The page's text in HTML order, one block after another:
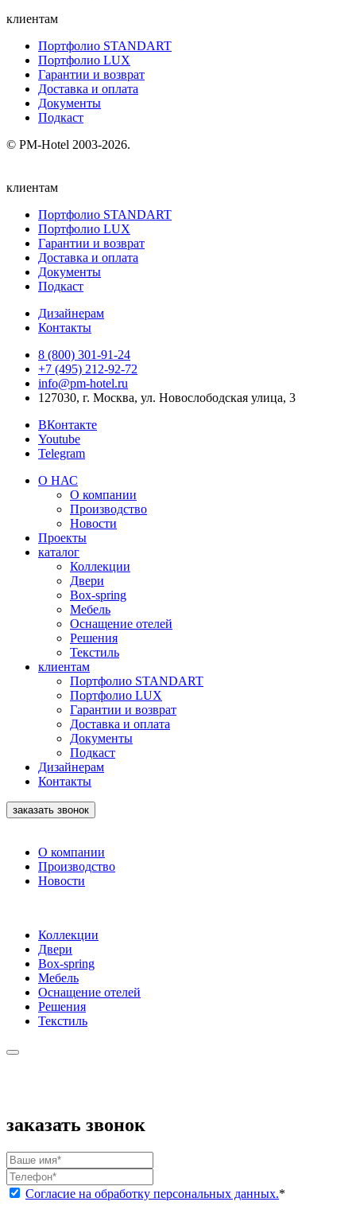
клиентам
Портфолио STANDART
Портфолио LUX
Гарантии и возврат
Доставка и оплата
Документы
Подкаст
© PM-Hotel 2003-2026.
клиентам
Портфолио STANDART
Портфолио LUX
Гарантии и возврат
Доставка и оплата
Документы
Подкаст
Дизайнерам
Контакты
8 (800) 301‑91‑24
+7 (495) 212‑92‑72
info@pm-hotel.ru
127030, г. Москва, ул. Новослободская улица, 3
ВКонтакте
Youtube
Telegram
О НАС
О компании
Производство
Новости
Проекты
каталог
Коллекции
Двери
Box-spring
Мебель
Оснащение отелей
Решения
Текстиль
клиентам
Портфолио STANDART
Портфолио LUX
Гарантии и возврат
Доставка и оплата
Документы
Подкаст
Дизайнерам
Контакты
заказать звонок
О компании
Производство
Новости
Коллекции
Двери
Box-spring
Мебель
Оснащение отелей
Решения
Текстиль
заказать звонок
Согласие на обработку персональных данных.*